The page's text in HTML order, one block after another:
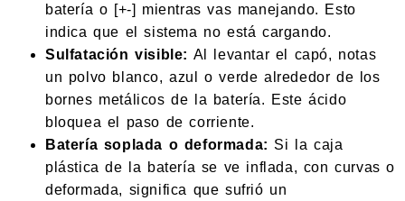
batería o [+-] mientras vas manejando. Esto
indica que el sistema no está cargando.
Sulfatación visible: Al levantar el capó, notas
un polvo blanco, azul o verde alrededor de los
bornes metálicos de la batería. Este ácido
bloquea el paso de corriente.
Batería soplada o deformada: Si la caja
plástica de la batería se ve inflada, con curvas o
deformada, significa que sufrió un